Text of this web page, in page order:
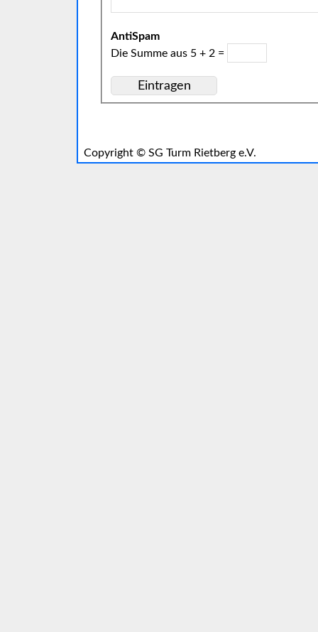
AntiSpam
Die Summe aus 5 + 2 =
Copyright © SG Turm Rietberg e.V.